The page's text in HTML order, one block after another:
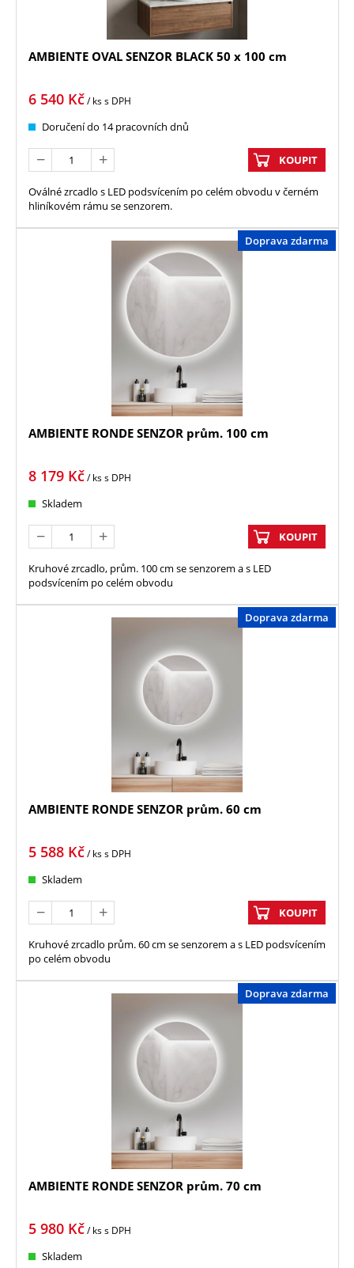
AMBIENTE OVAL SENZOR BLACK 50 x 100 cm
6 540 Kč/ kss DPH
Doručení do 14 pracovních dnů
KOUPIT
Oválné zrcadlo s LED podsvícením po celém obvodu v černém
hliníkovém rámu se senzorem.
Doprava zdarma
AMBIENTE RONDE SENZOR prům. 100 cm
8 179 Kč/ kss DPH
Skladem
KOUPIT
Kruhové zrcadlo, prům. 100 cm se senzorem a s LED
podsvícením po celém obvodu
Doprava zdarma
AMBIENTE RONDE SENZOR prům. 60 cm
5 588 Kč/ kss DPH
Skladem
KOUPIT
Kruhové zrcadlo prům. 60 cm se senzorem a s LED podsvícením
po celém obvodu
Doprava zdarma
AMBIENTE RONDE SENZOR prům. 70 cm
5 980 Kč/ kss DPH
Skladem